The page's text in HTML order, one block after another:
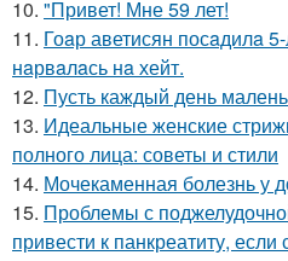
10. "Привет! Мне 59 лет!
11. Гоaр аветисян посaдилa
нaрвaлaсь нa хейт.
12. Пусть каждый день
13. Идеальные женские
полного лица: советы и стили
14. Мочекаменная болезнь у
15. Проблемы с
привести к панкреатиту,